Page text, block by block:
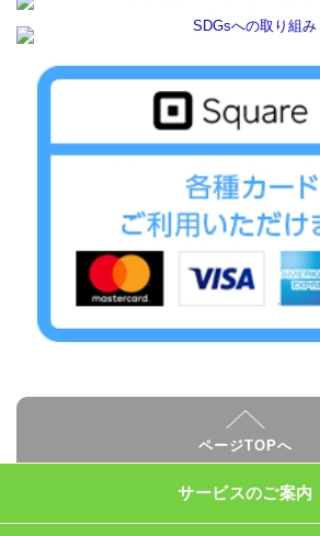
ページTOPへ
サービスのご案内